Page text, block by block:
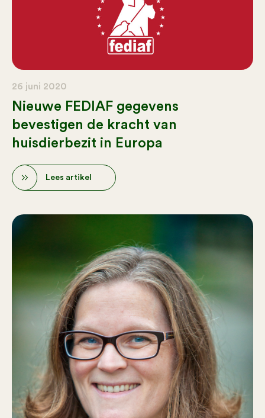
26 juni 2020
Nieuwe FEDIAF gegevens
bevestigen de kracht van
huisdierbezit in Europa
Lees artikel